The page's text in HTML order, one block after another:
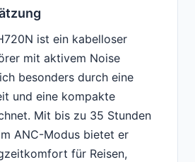
ist ein kabelloser
mit aktivem Noise
besonders durch eine
und eine kompakte
Mit bis zu 35 Stunden
ANC-Modus bietet er
für Reisen,